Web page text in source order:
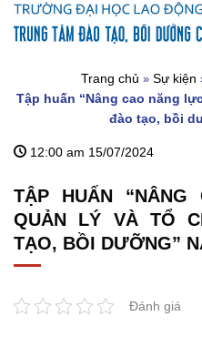
Chuyển
đến
Trang chủ » Sự kiện
Tập huấn “Nâng cao năng
đào tạo, bồi
12:00 am 15/07/2024
TẬP HUẤN “NÂNG
QUẢN LÝ VÀ TỔ
TẠO, BỒI DƯỠNG”
Đánh giá